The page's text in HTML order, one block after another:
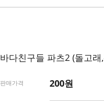
바다친구들 파츠2 (돌고
판매가격 200원